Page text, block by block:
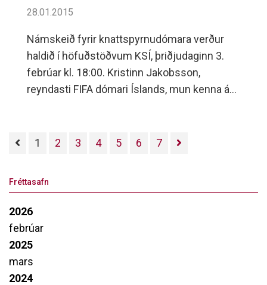
28.01.2015
Námskeið fyrir knattspyrnudómara verður
haldið í höfuðstöðvum KSÍ, þriðjudaginn 3.
febrúar kl. 18:00. Kristinn Jakobsson,
reyndasti FIFA dómari Íslands, mun kenna á
1
2 3 4 5 6 7
Fréttasafn
2026
febrúar
2025
mars
2024